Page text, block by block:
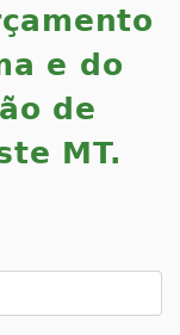
e do
de
MT.